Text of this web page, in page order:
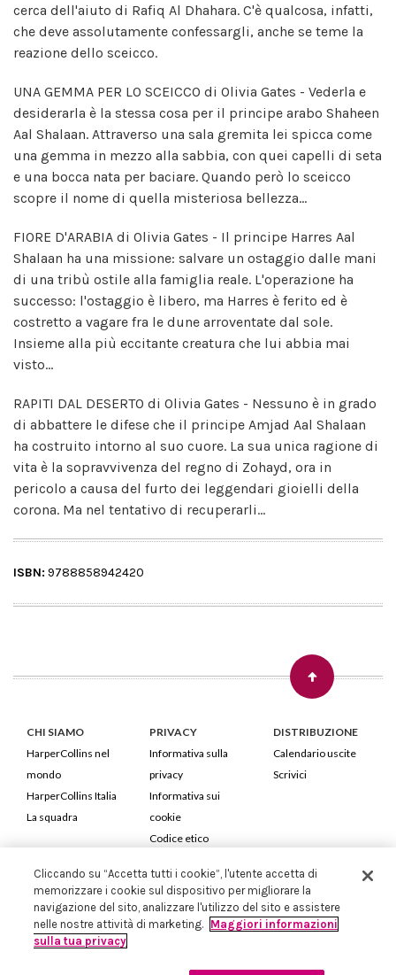
cerca dell'aiuto di Rafiq Al Dhahara. C'è qualcosa, infatti,
che deve assolutamente confessargli, anche se teme la
reazione dello sceicco.
UNA GEMMA PER LO SCEICCO di Olivia Gates - Vederla e
desiderarla è la stessa cosa per il principe arabo Shaheen
Aal Shalaan. Attraverso una sala gremita lei spicca come
una gemma in mezzo alla sabbia, con quei capelli di seta
e una bocca nata per baciare. Quando però lo sceicco
scopre il nome di quella misteriosa bellezza...
FIORE D'ARABIA di Olivia Gates - Il principe Harres Aal
Shalaan ha una missione: salvare un ostaggio dalle mani
di una tribù ostile alla famiglia reale. L'operazione ha
successo: l'ostaggio è libero, ma Harres è ferito ed è
costretto a vagare fra le dune arroventate dal sole.
Insieme alla più eccitante creatura che lui abbia mai
visto...
RAPITI DAL DESERTO di Olivia Gates - Nessuno è in grado
di abbattere le difese che il principe Amjad Aal Shalaan
ha costruito intorno al suo cuore. La sua unica ragione di
vita è la sopravvivenza del regno di Zohayd, ora in
pericolo a causa del furto dei leggendari gioielli della
corona. Ma nel tentativo di recuperarli...
ISBN: 9788858942420
CHI SIAMO
HarperCollins nel
mondo
HarperCollins Italia
La squadra
PRIVACY
Informativa sulla
privacy
Informativa sui
cookie
Codice etico
DISTRIBUZIONE
Calendario uscite
Scrivici
HarperCollins Italia S.p.A. Viale Monte Nero, 84 - 20135 Milano
Cod. Fiscale e P.IVA 05946780151 - Capitale Sociale 258.250 €
Iscritta in Milano al Registro delle imprese nr.198004 e REA nr.1051898
Cliccando su “Accetta tutti i cookie”, l'utente accetta di
memorizzare i cookie sul dispositivo per migliorare la
navigazione del sito, analizzare l'utilizzo del sito e assistere
nelle nostre attività di marketing. Maggiori informazioni
sulla tua privacy